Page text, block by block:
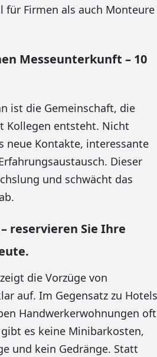
für Firmen als auch Monteure
Messeunterkunft – 10
ist die Gemeinschaft, die
Kollegen entsteht. Nicht
neue Kontakte, interessante
Dieser
und schwächt das
reservieren Sie Ihre
die Vorzüge von
auf. Im Gegensatz zu Hotels
Handwerkerwohnungen oft
es keine Minibarkosten,
und kein Gedränge. Statt